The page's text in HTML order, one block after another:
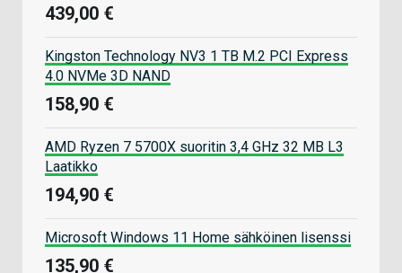
439,00 €
Kingston Technology NV3 1 TB M.2 PCI Express
4.0 NVMe 3D NAND
158,90 €
AMD Ryzen 7 5700X suoritin 3,4 GHz 32 MB L3
Laatikko
194,90 €
Microsoft Windows 11 Home sähköinen lisenssi
135,90 €